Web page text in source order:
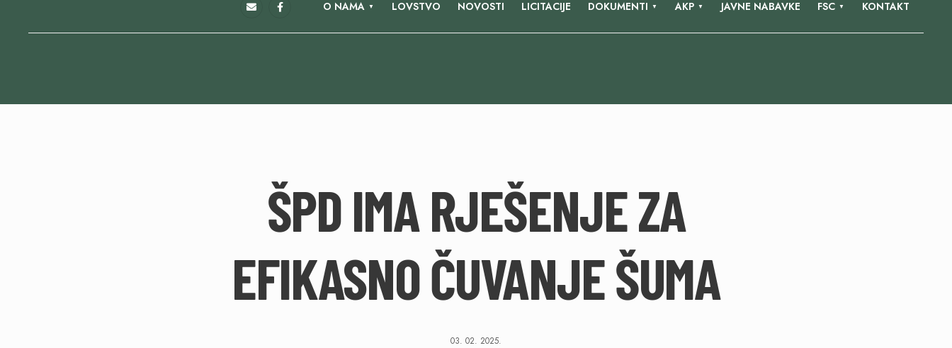
O NAMA LOVSTVO NOVOSTI LICITACIJE DOKUMENTI AKP JAVNE NABAVKE FSC KONTAKT
ŠPD IMA RJEŠENJE ZA
EFIKASNO ČUVANJE ŠUMA
03. 02. 2025.